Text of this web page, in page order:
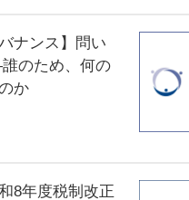
ナンス】問い
のため、何の
か
8年度税制改正